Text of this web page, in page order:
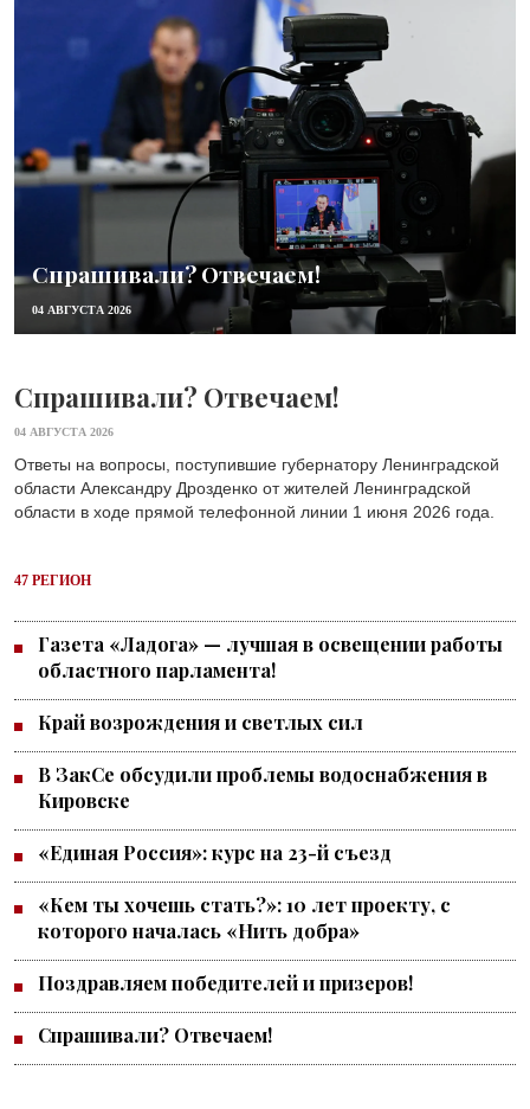
Спрашивали? Отвечаем!
04 АВГУСТА 2026
Спрашивали? Отвечаем!
04 АВГУСТА 2026
Ответы на вопросы, поступившие губернатору Ленинградской
области Александру Дрозденко от жителей Ленинградской
области в ходе прямой телефонной линии 1 июня 2026 года.
47 РЕГИОН
Газета «Ладога» — лучшая в освещении работы
областного парламента!
Край возрождения и светлых сил
В ЗакСе обсудили проблемы водоснабжения в
Кировске
«Единая Россия»: курс на 23-й съезд
«Кем ты хочешь стать?»: 10 лет проекту, с
которого началась «Нить добра»
Поздравляем победителей и призеров!
Спрашивали? Отвечаем!